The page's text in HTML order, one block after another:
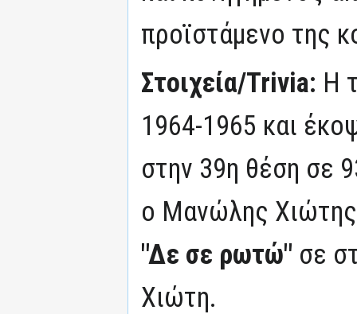
προϊστάμενο της
Στοιχεία/Trivia: Η
1964-1965 και
στην 39η θέση σε
ο Μανώλης Χιώτης
"Δε σε ρωτώ" σε
Χιώτη.